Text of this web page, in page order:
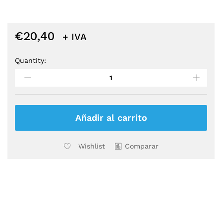
€20,40 + IVA
TIRA
RGB
+
Quantity:
Añadir al carrito
Wishlist Comparar